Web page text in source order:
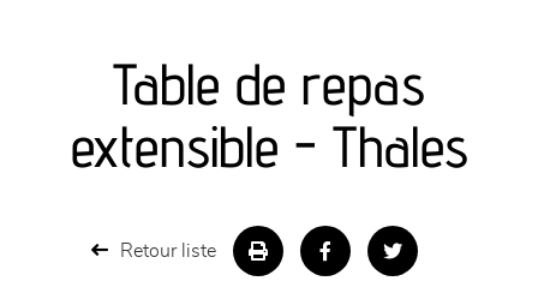
meubles de complément
Table de repas
extensible - Thales
Retour liste